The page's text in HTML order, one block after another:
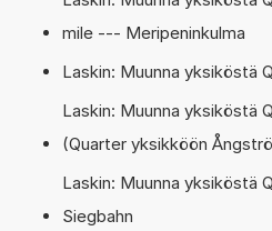
mile --- Meripeninkulma
Laskin: Muunna yksiköstä
Laskin: Muunna yksiköstä
(Quarter yksikköön
Laskin: Muunna yksiköstä
Siegbahn